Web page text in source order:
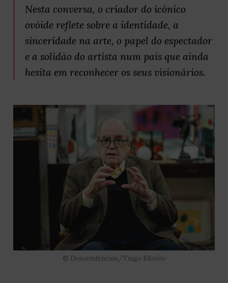
Nesta conversa, o criador do icónico
ovóide reflete sobre a identidade, a
sinceridade na arte, o papel do espectador
e a solidão do artista num país que ainda
hesita em reconhecer os seus visionários.
© Descendências/Tiago Ribeiro